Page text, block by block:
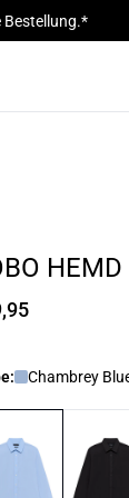
Bestellung.*
HEMD
Chambrey